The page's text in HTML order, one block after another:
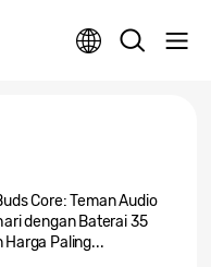
Core: Teman Audio
dengan Baterai 35
Harga Paling...